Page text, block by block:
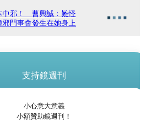
中邪！ 曹興誠：難怪
邪門事會發生在她身上
支持鏡週刊
小心意大意義
小額贊助鏡週刊！